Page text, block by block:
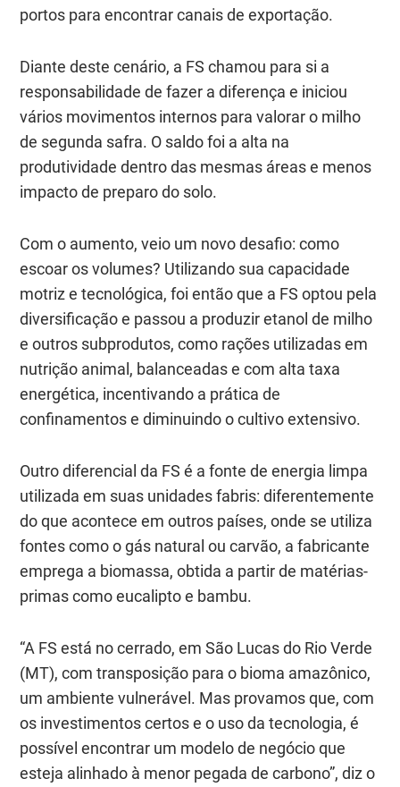
portos para encontrar canais de exportação.
Diante deste cenário, a FS chamou para si a
responsabilidade de fazer a diferença e iniciou
vários movimentos internos para valorar o milho
de segunda safra. O saldo foi a alta na
produtividade dentro das mesmas áreas e menos
impacto de preparo do solo.
Com o aumento, veio um novo desafio: como
escoar os volumes? Utilizando sua capacidade
motriz e tecnológica, foi então que a FS optou pela
diversificação e passou a produzir etanol de milho
e outros subprodutos, como rações utilizadas em
nutrição animal, balanceadas e com alta taxa
energética, incentivando a prática de
confinamentos e diminuindo o cultivo extensivo.
Outro diferencial da FS é a fonte de energia limpa
utilizada em suas unidades fabris: diferentemente
do que acontece em outros países, onde se utiliza
fontes como o gás natural ou carvão, a fabricante
emprega a biomassa, obtida a partir de matérias-
primas como eucalipto e bambu.
“A FS está no cerrado, em São Lucas do Rio Verde
(MT), com transposição para o bioma amazônico,
um ambiente vulnerável. Mas provamos que, com
os investimentos certos e o uso da tecnologia, é
possível encontrar um modelo de negócio que
esteja alinhado à menor pegada de carbono”, diz o